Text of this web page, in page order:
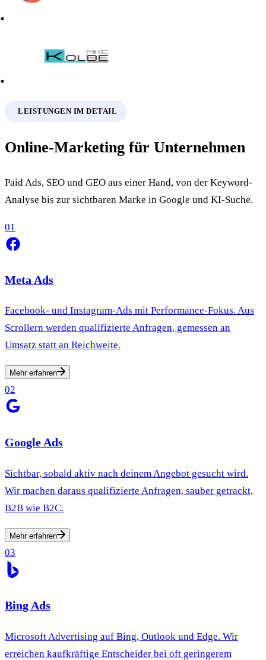
LEISTUNGEN IM DETAIL
Online-Marketing für Unternehmen
Paid Ads, SEO und GEO aus einer Hand, von der Keyword-
Analyse bis zur sichtbaren Marke in Google und KI-Suche.
01
Meta Ads
Facebook- und Instagram-Ads mit Performance-Fokus. Aus
Scrollern werden qualifizierte Anfragen, gemessen an
Umsatz statt an Reichweite.
Mehr erfahren
02
Google Ads
Sichtbar, sobald aktiv nach deinem Angebot gesucht wird.
Wir machen daraus qualifizierte Anfragen, sauber getrackt,
B2B wie B2C.
Mehr erfahren
03
Bing Ads
Microsoft Advertising auf Bing, Outlook und Edge. Wir
erreichen kaufkräftige Entscheider bei oft geringerem